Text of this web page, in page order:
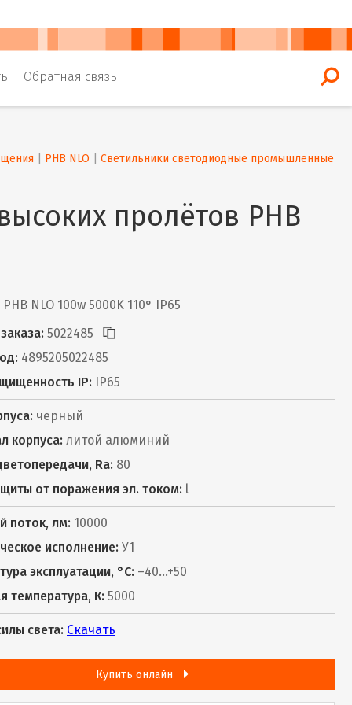
Обратная связь
PHB NLO
Светильники светодиодные промышленные
пролётов PHB
PHB NLO 100w 5000K 110° IP65
5022485
4895205022485
IP: IP65
черный
корпуса: литой алюминий
Ra: 80
от поражения эл. током: l
поток, лм: 10000
исполнение: У1
эксплуатации, °С: –40...+50
температура, К: 5000
света: Скачать
Купить онлайн